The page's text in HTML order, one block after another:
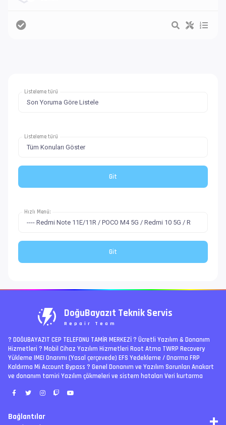
Listeleme türü
Listeleme türü
Hızlı Menü:
DoğuBayazıt Teknik Servis
Repair Team
? DOĞUBAYAZIT CEP TELEFONU TAMİR MERKEZİ ?️ Ücretli Yazılım & Donanım
Hizmetleri ? Mobil Cihaz Yazılım Hizmetleri Root Atma TWRP Recovery
Yükleme IMEI Onarımı (Yasal çerçevede) EFS Yedekleme / Onarma FRP
Kaldırma Mi Account Bypass ? Genel Donanım ve Yazılım Sorunları Anakart
ve donanım tamiri Yazılım çökmeleri ve sistem hataları Veri kurtarma
Bağlantılar